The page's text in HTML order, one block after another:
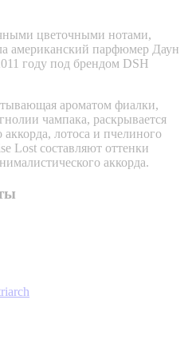
цветочными нотами,
американский парфюмер Даун
году под брендом DSH
ароматом фиалки,
чампака, раскрывается
лотоса и пчелиного
Lost составляют оттенки
аккорда.